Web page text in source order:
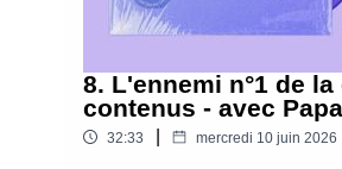
8. L'ennemi n°1 de
contenus - avec
32:33 mercredi 10 juin 2026